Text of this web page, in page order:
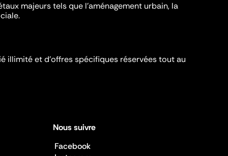
majeurs tels que l'aménagement urbain, la
illimité et d’offres spécifiques réservées tout au
Nous suivre
Facebook